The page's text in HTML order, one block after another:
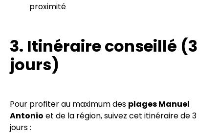
proximité
3. Itinéraire conseillé (3
jours)
Pour profiter au maximum des plages Manuel
Antonio et de la région, suivez cet itinéraire de 3
jours :